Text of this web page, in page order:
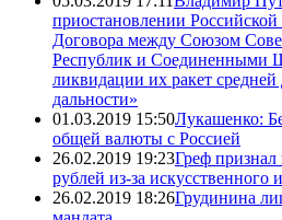
приостановлении
Договора между Союзом
Республик и Соединенными
ликвидации их ракет
дальности»
01.03.2019 15:50Лукашенко:
общей валюты с Россией
26.02.2019 19:23Греф
рублей из-за искусственного
26.02.2019 18:26Грудинина